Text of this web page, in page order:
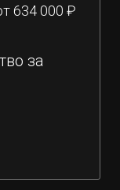
634 000 ₽
за